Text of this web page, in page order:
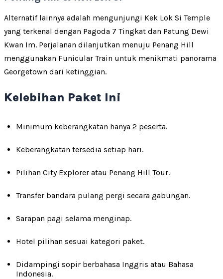
Alternatif lainnya adalah mengunjungi Kek Lok Si Temple
yang terkenal dengan Pagoda 7 Tingkat dan Patung Dewi
Kwan Im. Perjalanan dilanjutkan menuju Penang Hill
menggunakan Funicular Train untuk menikmati panorama
Georgetown dari ketinggian.
Kelebihan Paket Ini
Minimum keberangkatan hanya 2 peserta.
Keberangkatan tersedia setiap hari.
Pilihan City Explorer atau Penang Hill Tour.
Transfer bandara pulang pergi secara gabungan.
Sarapan pagi selama menginap.
Hotel pilihan sesuai kategori paket.
Didampingi sopir berbahasa Inggris atau Bahasa
Indonesia.